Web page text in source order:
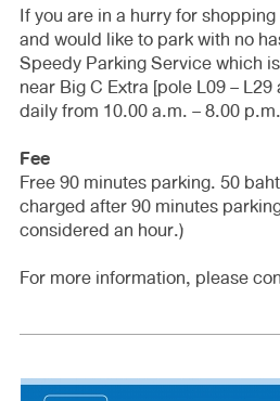
If you are in a hurry for
and would like to park with no
Speedy Parking Service which
near Big C Extra [pole L09 –
daily from 10.00 a.m. – 8.00 p.m.
Fee
Free 90 minutes parking. 50
charged after 90 minutes
considered an hour.)
For more information, please